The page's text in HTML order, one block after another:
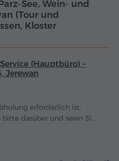
See, Wein- und
(Tour und
Kloster
(Hauptbüro) –
Jerewan
erforderlich ist,
darüber und seien Sie